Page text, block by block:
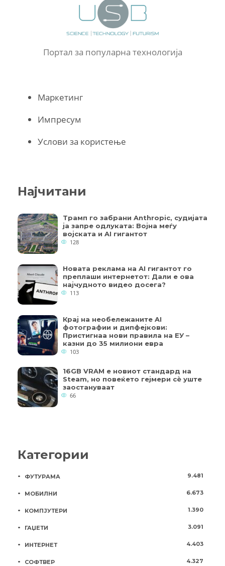
Портал за популарна технологија
Маркетинг
Импресум
Услови за користење
Најчитани
Трамп го забрани Anthropic, судијата
ја запре одлуката: Војна меѓу
војската и AI гигантот
128
Новата реклама на AI гигантот го
преплаши интернетот: Дали е ова
најчудното видео досега?
113
Крај на необележаните AI
фотографии и дипфејкови:
Пристигнаа нови правила на ЕУ –
казни до 35 милиони евра
103
16GB VRAM е новиот стандард на
Steam, но повеќето гејмери ​​сè уште
заостануваат
66
Категории
ФУТУРАМА 9.481
МОБИЛНИ 6.673
КОМПЈУТЕРИ 1.390
ГАЏЕТИ 3.091
ИНТЕРНЕТ 4.403
СОФТВЕР 4.327